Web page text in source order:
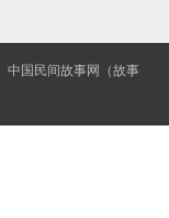
中国民间故事网（故事